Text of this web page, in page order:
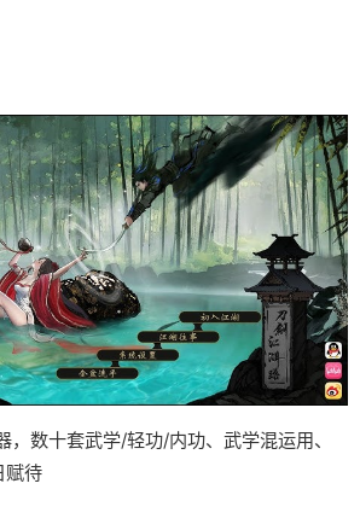
，数十套武学/轻功/内功、武学混运用、
赋待